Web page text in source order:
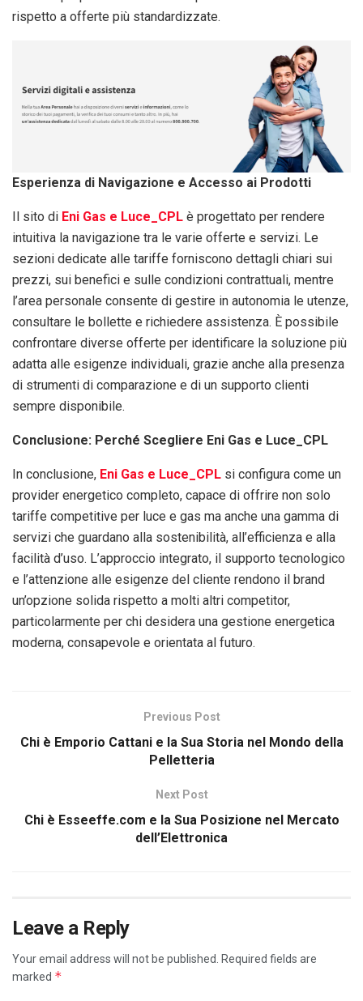
rispetto a offerte più standardizzate.
Esperienza di Navigazione e Accesso ai Prodotti
Il sito di Eni Gas e Luce_CPL è progettato per rendere
intuitiva la navigazione tra le varie offerte e servizi. Le
sezioni dedicate alle tariffe forniscono dettagli chiari sui
prezzi, sui benefici e sulle condizioni contrattuali, mentre
l’area personale consente di gestire in autonomia le utenze,
consultare le bollette e richiedere assistenza. È possibile
confrontare diverse offerte per identificare la soluzione più
adatta alle esigenze individuali, grazie anche alla presenza
di strumenti di comparazione e di un supporto clienti
sempre disponibile.
Conclusione: Perché Scegliere Eni Gas e Luce_CPL
In conclusione, Eni Gas e Luce_CPL si configura come un
provider energetico completo, capace di offrire non solo
tariffe competitive per luce e gas ma anche una gamma di
servizi che guardano alla sostenibilità, all’efficienza e alla
facilità d’uso. L’approccio integrato, il supporto tecnologico
e l’attenzione alle esigenze del cliente rendono il brand
un’opzione solida rispetto a molti altri competitor,
particolarmente per chi desidera una gestione energetica
moderna, consapevole e orientata al futuro.
Previous Post
Chi è Emporio Cattani e la Sua Storia nel Mondo della
Pelletteria
Next Post
Chi è Esseeffe.com e la Sua Posizione nel Mercato
dell’Elettronica
Leave a Reply
Your email address will not be published. Required fields are
marked *